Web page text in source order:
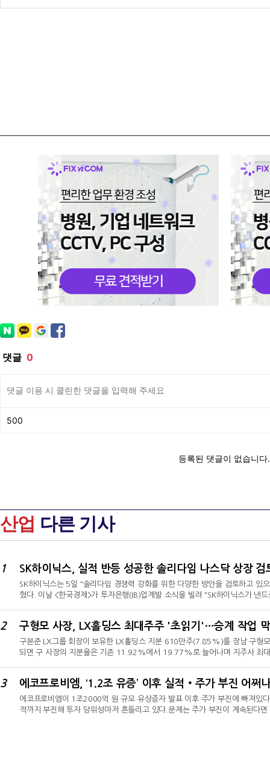
산업 다른 기사
1 SK하이닉스, 실적 반등 성공한 솔리다임 나스닥 상장 검
SK하이닉스는 5일 "솔리다임 경쟁력 강화를 위한 다양한 방안을 검토하고 있
혔다. 이날 <한국경제>가 투자은행(IB)업계발 소식을 빌려 "SK하이닉스가 낸
닉스는 지난 2021년 인텔의 미국 낸드 사업부 일부와 중국 낸드 제조거점을
2 구형모 사장, LX홀딩스 최대주주 '초읽기'…승계 작업
구본준 LX그룹 회장이 보유한 LX홀딩스 지분 610만주(7.85%)를 장남 구형
되면 구 사장의 지분율은 기존 11.92%에서 19.77%로 늘어나며 지주사 최
19.99%에서 12.14%로 낮아지고, 구형모 사장의 지분율은 19.77%까지 오
3 에코프로비엠, ‘1.2조 유증’ 이후 실적‧주가 부진 어쩌
에코프로비엠이 1조2000억 원 규모 유상증자 발표 이후 주가 부진에 빠져있
적까지 부진해 투자 당위성마저 흔들리고 있다.문제는 주가 부진이 계속된다